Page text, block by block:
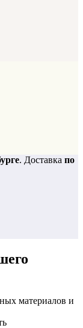
. Доставка по
материалов и